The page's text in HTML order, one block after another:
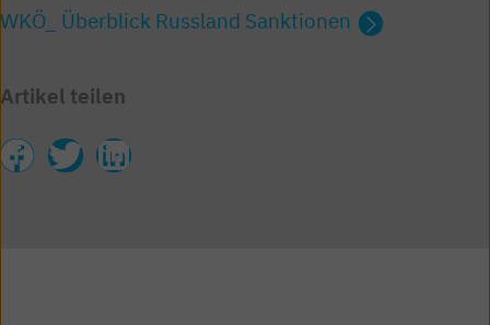
WKÖ_ Überblick Russland Sanktionen
Artikel teilen